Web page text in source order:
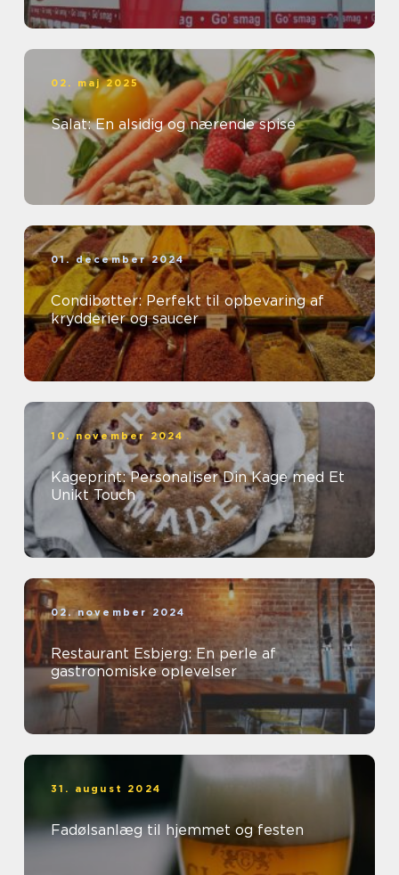
02. maj 2025
Salat: En alsidig og nærende spise
01. december 2024
Condibøtter: Perfekt til opbevaring af
krydderier og saucer
10. november 2024
Kageprint: Personaliser Din Kage med Et
Unikt Touch
02. november 2024
Restaurant Esbjerg: En perle af
gastronomiske oplevelser
31. august 2024
Fadølsanlæg til hjemmet og festen